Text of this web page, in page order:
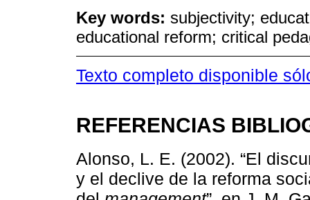
Key words: subjectivity;
educational reform; critical
Texto completo disponible
REFERENCIAS
Alonso, L. E. (2002). “El
y el declive de la reforma